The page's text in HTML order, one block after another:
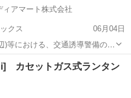
アマート株式会社
クス
06月04日
)等における、交通誘導警備のお
に加え、日払い制度も完備し
無理なく働ける環境で、未経験
カセットガス式ランタン